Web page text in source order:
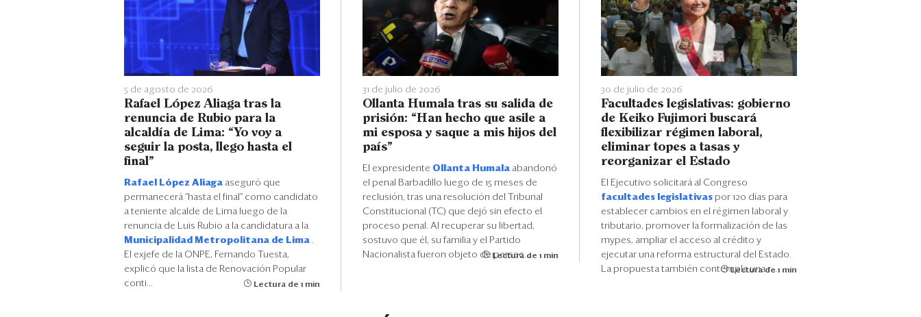
5 de agosto de 2026
Rafael López Aliaga tras la
renuncia de Rubio para la
alcaldía de Lima: “Yo voy a
seguir la posta, llego hasta el
final”
Rafael López Aliaga aseguró que
permanecerá “hasta el final” como candidato
a teniente alcalde de Lima luego de la
renuncia de Luis Rubio a la candidatura a la
Municipalidad Metropolitana de Lima
El exjefe de la ONPE, Fernando Tuesta,
explicó que la lista de Renovación Popular
conti...
Lectura de 1 min
31 de julio de 2026
Ollanta Humala tras su salida de
prisión: “Han hecho que asile a
mi esposa y saque a mis hijos del
país”
El expresidente Ollanta Humala abandonó
el penal Barbadillo luego de 15 meses de
reclusión, tras una resolución del Tribunal
Constitucional (TC) que dejó sin efecto el
proceso penal. Al recuperar su libertad,
sostuvo que él, su familia y el Partido
Nacionalista fueron objeto de persec...
Lectura de 1 min
30 de julio de 2026
Facultades legislativas: gobierno
de Keiko Fujimori buscará
flexibilizar régimen laboral,
eliminar topes a tasas y
reorganizar el Estado
El Ejecutivo solicitará al Congreso
facultades legislativas por 120 días para
establecer cambios en el régimen laboral y
tributario, promover la formalización de las
mypes, ampliar el acceso al crédito y
ejecutar una reforma estructural del Estado.
La propuesta también contempla una r...
Lectura de 1 min